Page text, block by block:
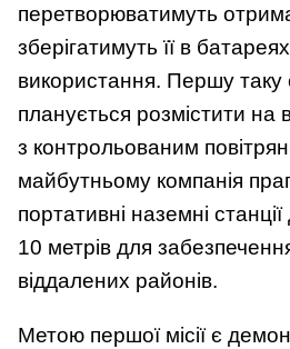
перетворюватимуть
зберігатимуть її в
використання. Першу таку
планується розмістити на
з контрольованим
майбутньому компанія
портативні наземні
10 метрів для
віддалених районів.
Метою першої місії є